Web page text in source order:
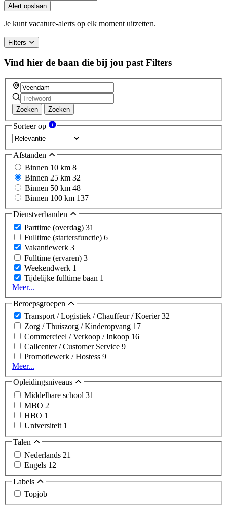
Alert opslaan
Je kunt vacature-alerts op elk moment uitzetten.
Filters
Vind hier de baan die bij jou past Filters
Zoeken Zoeken
Sorteer op
Afstanden
Binnen 10 km 8
Binnen 25 km 32
Binnen 50 km 48
Binnen 100 km 137
Dienstverbanden
Parttime (overdag) 31
Fulltime (startersfunctie) 6
Vakantiewerk 3
Fulltime (ervaren) 3
Weekendwerk 1
Tijdelijke fulltime baan 1
Meer...
Beroepsgroepen
Transport / Logistiek / Chauffeur / Koerier32
Zorg / Thuiszorg / Kinderopvang 17
Commercieel / Verkoop / Inkoop 16
Callcenter / Customer Service 9
Promotiewerk / Hostess 9
Meer...
Opleidingsniveaus
Middelbare school 31
MBO 2
HBO 1
Universiteit 1
Talen
Nederlands 21
Engels 12
Labels
Topjob